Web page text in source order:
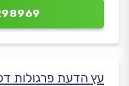
עץ הדעת פרגולות